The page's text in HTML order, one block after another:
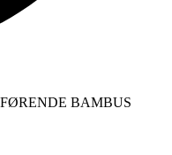
BAMBUS